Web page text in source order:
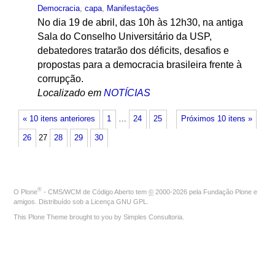
Democracia, capa, Manifestações
No dia 19 de abril, das 10h às 12h30, na antiga
Sala do Conselho Universitário da USP,
debatedores tratarão dos déficits, desafios e
propostas para a democracia brasileira frente à
corrupção.
Localizado em NOTÍCIAS
« 10 itens anteriores Próximos 10 itens »
1 … 24 25
26 27 28 29 30
O Plone® - CMS/WCM de Código Aberto tem © 2000-2026 pela Fundação Plone e
amigos. Distribuído sob a Licença GNU GPL
This Plone Theme brought to you by Simples Consultoria